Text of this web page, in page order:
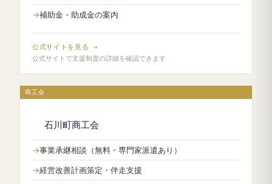
補助金・助成金の案内
公式サイトを見る →
公式サイトで支援制度の詳細を確認できます
商工会
石川町商工会
事業承継相談（無料・専門家派遣あり）
経営改善計画策定・伴走支援